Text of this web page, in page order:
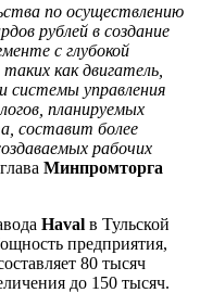
по осуществлению
рублей в создание
с глубокой
как двигатель,
системы управления
планируемых
составит более
рабочих
Минпромторга
Haval в Тульской
предприятия,
80 тысяч
до 150 тысяч.